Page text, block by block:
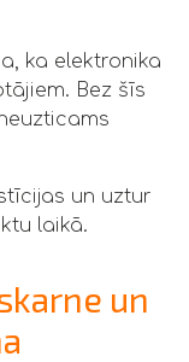
ka elektronika
Bez šīs
un uztur
laikā.
un